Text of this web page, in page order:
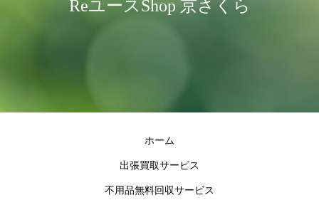
ReユースShop 京さくら
ホーム
出張買取サービス
不用品無料回収サービス